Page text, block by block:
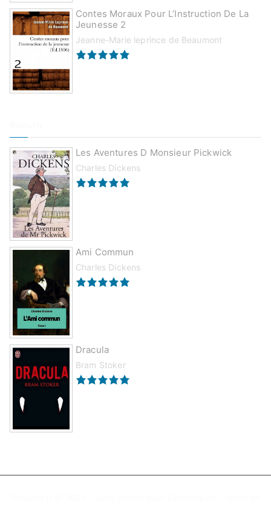
Contes Moraux Pour L’Instruction De La
Jeunesse 2
Jeanne-Marie leprince de Beaumont
Les Aventures D Monsieur Pickwick
Charles Dickens
Ami Commun
Charles Dickens
Dracula
Bram Stoker